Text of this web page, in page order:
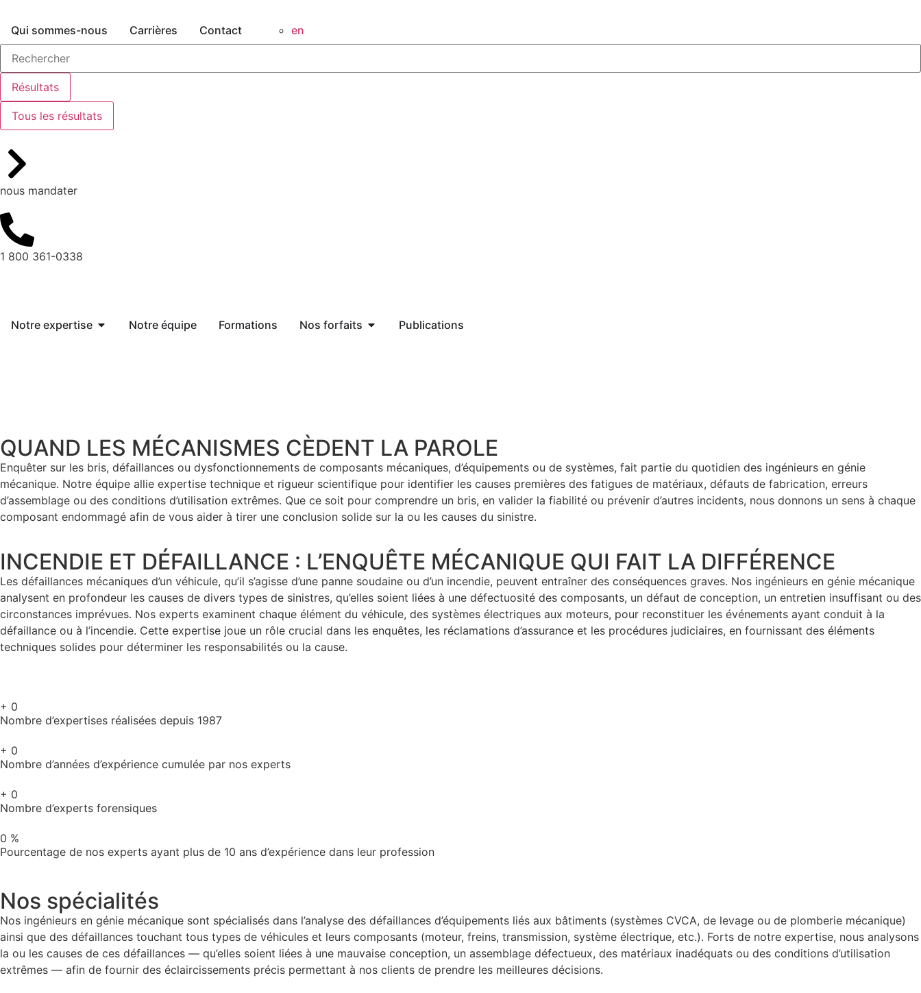
Qui sommes-nous Carrières Contact en
Résultats
Tous les résultats
nous mandater
1 800 361-0338
Notre expertise Notre équipe Formations Nos forfaits Publications
QUAND LES MÉCANISMES CÈDENT LA PAROLE
Enquêter sur les bris, défaillances ou dysfonctionnements de composants mécaniques, d’équipements ou de systèmes, fait partie du quotidien des ingénieurs en génie
mécanique. Notre équipe allie expertise technique et rigueur scientifique pour identifier les causes premières des fatigues de matériaux, défauts de fabrication, erreurs
d’assemblage ou des conditions d’utilisation extrêmes. Que ce soit pour comprendre un bris, en valider la fiabilité ou prévenir d’autres incidents, nous donnons un sens à chaque
composant endommagé afin de vous aider à tirer une conclusion solide sur la ou les causes du sinistre.
INCENDIE ET DÉFAILLANCE : L’ENQUÊTE MÉCANIQUE QUI FAIT LA DIFFÉRENCE
Les défaillances mécaniques d’un véhicule, qu’il s’agisse d’une panne soudaine ou d’un incendie, peuvent entraîner des conséquences graves. Nos ingénieurs en génie mécanique
analysent en profondeur les causes de divers types de sinistres, qu’elles soient liées à une défectuosité des composants, un défaut de conception, un entretien insuffisant ou des
circonstances imprévues. Nos experts examinent chaque élément du véhicule, des systèmes électriques aux moteurs, pour reconstituer les événements ayant conduit à la
défaillance ou à l’incendie. Cette expertise joue un rôle crucial dans les enquêtes, les réclamations d’assurance et les procédures judiciaires, en fournissant des éléments
techniques solides pour déterminer les responsabilités ou la cause.
+ 0
Nombre d’expertises réalisées depuis 1987
+ 0
Nombre d’années d’expérience cumulée par nos experts
+ 0
Nombre d’experts forensiques
0 %
Pourcentage de nos experts ayant plus de 10 ans d’expérience dans leur profession
Nos spécialités
Nos ingénieurs en génie mécanique sont spécialisés dans l’analyse des défaillances d’équipements liés aux bâtiments (systèmes CVCA, de levage ou de plomberie mécanique)
ainsi que des défaillances touchant tous types de véhicules et leurs composants (moteur, freins, transmission, système électrique, etc.). Forts de notre expertise, nous analysons
la ou les causes de ces défaillances ― qu’elles soient liées à une mauvaise conception, un assemblage défectueux, des matériaux inadéquats ou des conditions d’utilisation
extrêmes ― afin de fournir des éclaircissements précis permettant à nos clients de prendre les meilleures décisions.